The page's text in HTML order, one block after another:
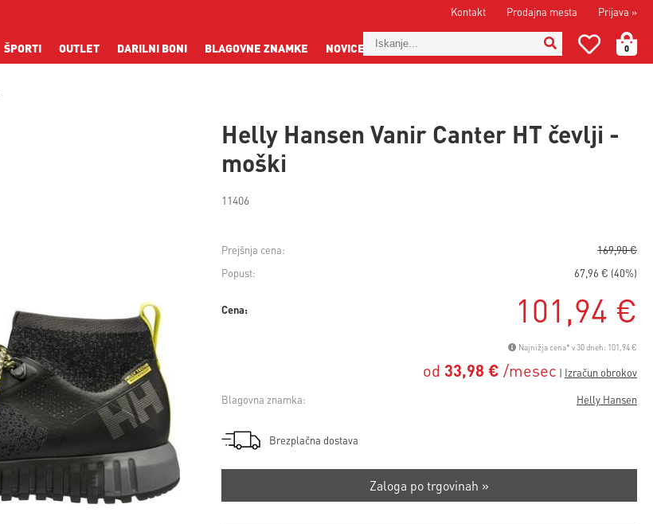
Prijava »
Kontakt Prodajna mesta
0
ŠPORTI OUTLET DARILNI BONI BLAGOVNE ZNAMKE NOVICE
Helly Hansen Vanir Canter HT čevlji -
moški
11406
Prejšnja cena:
169,90 €
Popust:
67,96 € (40%)
Cena: 101,94 €
Najnižja cena* v 30 dneh: 101,94 €
od 33,98 € /mesec
Blagovna znamka: Helly Hansen
Brezplačna dostava
Zaloga po trgovinah »